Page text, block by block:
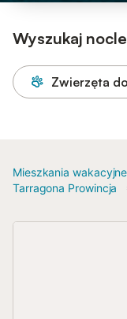
Wyszukaj
Zwierzęta
Mieszkania wakacyjne
Tarragona Prowincja